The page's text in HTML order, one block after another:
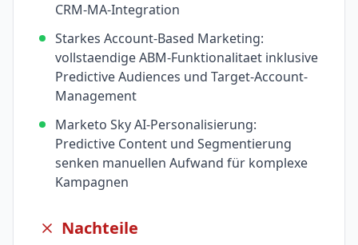
CRM-MA-Integration
Starkes Account-Based Marketing:
vollstaendige ABM-Funktionalitaet inklusive
Predictive Audiences und Target-Account-
Management
Marketo Sky AI-Personalisierung:
Predictive Content und Segmentierung
senken manuellen Aufwand für komplexe
Kampagnen
Nachteile